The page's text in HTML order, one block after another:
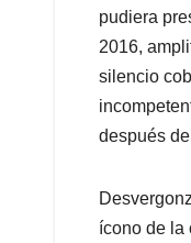
pudiera
2016,
silencio
después
ícono de la